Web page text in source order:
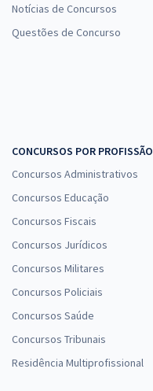
Notícias de Concursos
Questões de Concurso
CONCURSOS POR PROFISSÃO
Concursos Administrativos
Concursos Educação
Concursos Fiscais
Concursos Jurídicos
Concursos Militares
Concursos Policiais
Concursos Saúde
Concursos Tribunais
Residência Multiprofissional